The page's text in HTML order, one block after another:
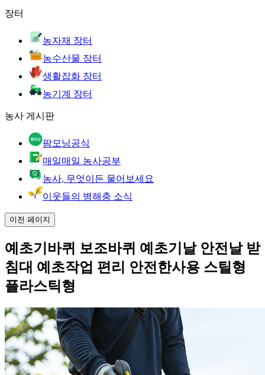
장터
농자재 장터
농수산물 장터
생활잡화 장터
농기계 장터
농사 게시판
팜모닝공식
매일매일 농사공부
농사, 무엇이든 물어보세요
이웃들의 병해충 소식
이전 페이지
예초기바퀴 보조바퀴 예초기날 안전날 받
침대 예초작업 편리 안전한사용 스틸형
플라스틱형